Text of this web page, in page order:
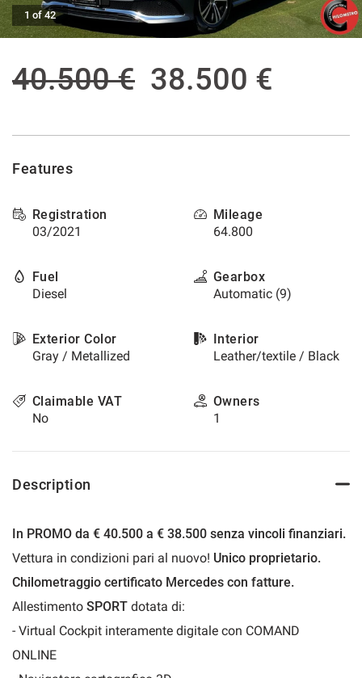
CONTACTS
NEWS
1 of 42
40.500 € 38.500 €
Features
Registration
03/2021
Mileage
64.800
Fuel
Diesel
Gearbox
Automatic (9)
Exterior Color
Gray / Metallized
Interior
Leather/textile / Black
Claimable VAT
No
Owners
1
Description
In PROMO da € 40.500 a € 38.500 senza vincoli finanziari.
Vettura in condizioni pari al nuovo! Unico proprietario.
Chilometraggio certificato Mercedes con fatture.
Allestimento SPORT dotata di:
- Virtual Cockpit interamente digitale con COMAND
ONLINE
and
carry
out
activities
described
obtain
information
usefulness
and
these
tracking
please
refer
cookie
policy.
change
choices
at
any
time.